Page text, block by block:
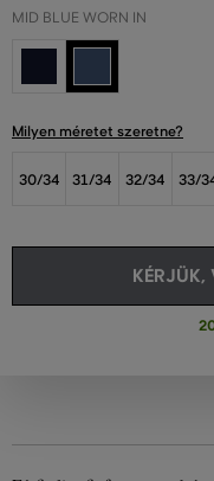
MID BLUE WORN IN
Milyen méretet szeretne?
30/34 31/34 32/34 33/
KÉRJÜK,